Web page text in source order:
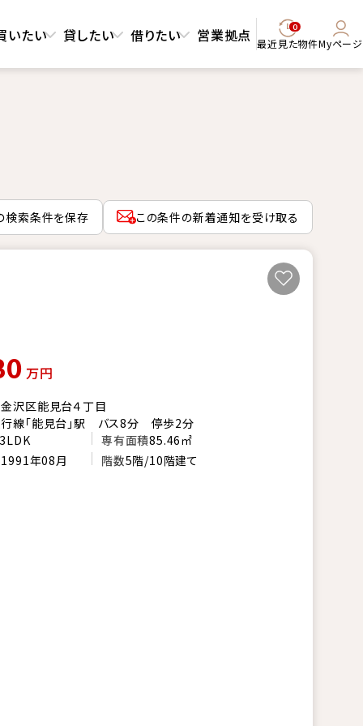
いたい 貸したい 借りたい 営業拠点 0
最近見た物件Myページ
検索条件を保存 この条件の新着通知を受け取る
万円
沢区能見台４丁目
線「能見台」駅 バス8分 停歩2分
3LDK 専有面積85.46㎡
1991年08月 階数5階/10階建て